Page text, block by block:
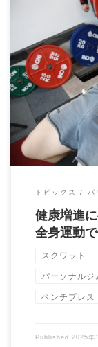
皆さん、こんにち
今回は、筋トレ
トピックス パ
健康増進
全身運動
スクワット
パーソナルジ
ベンチプレス
Published 2025年